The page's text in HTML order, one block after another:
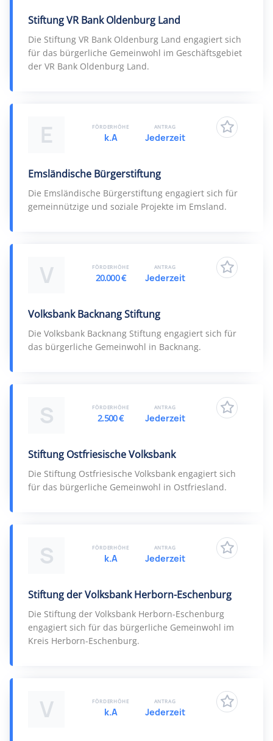
Stiftung VR Bank Oldenburg Land
Die Stiftung VR Bank Oldenburg Land engagiert sich
für das bürgerliche Gemeinwohl im Geschäftsgebiet
der VR Bank Oldenburg Land.
E
Emsländische Bürgerstiftung
Die Emsländische Bürgerstiftung engagiert sich für
gemeinnützige und soziale Projekte im Emsland.
FÖRDERHÖHE
k.A
ANTRAG
Jederzeit
V
Volksbank Backnang Stiftung
Die Volksbank Backnang Stiftung engagiert sich für
das bürgerliche Gemeinwohl in Backnang.
FÖRDERHÖHE
20.000 €
ANTRAG
Jederzeit
S
Stiftung Ostfriesische Volksbank
Die Stiftung Ostfriesische Volksbank engagiert sich
für das bürgerliche Gemeinwohl in Ostfriesland.
FÖRDERHÖHE
2.500 €
ANTRAG
Jederzeit
S
Stiftung der Volksbank Herborn-Eschenburg
Die Stiftung der Volksbank Herborn-Eschenburg
engagiert sich für das bürgerliche Gemeinwohl im
Kreis Herborn-Eschenburg.
FÖRDERHÖHE
k.A
ANTRAG
Jederzeit
V FÖRDERHÖHE
k.A
ANTRAG
Jederzeit